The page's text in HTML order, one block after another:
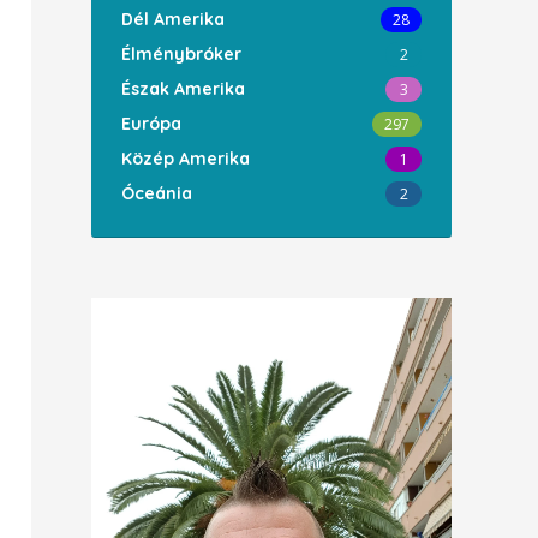
Dél Amerika 28
Élménybróker 2
Észak Amerika 3
Európa 297
Közép Amerika 1
Óceánia 2